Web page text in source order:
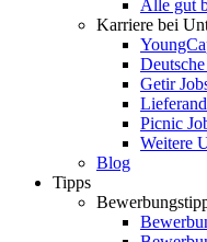
Alle gut
Karriere bei
Getir
Picnic
Weitere
Blog
Tipps